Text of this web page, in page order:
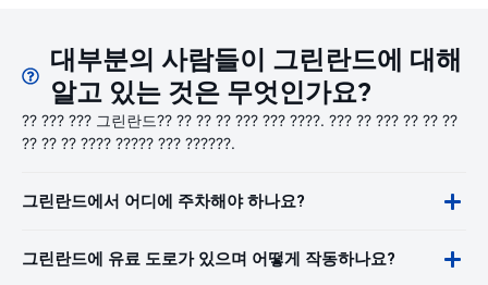
대부분의 사람들이 그린란드에 대해
알고 있는 것은 무엇인가요?
?? ??? ??? 그린란드?? ?? ?? ?? ??? ??? ????. ??? ?? ??? ?? ?? ??
?? ?? ?? ???? ????? ??? ??????.
그린란드에서 어디에 주차해야 하나요?
그린란드에 유료 도로가 있으며 어떻게 작동하나요?